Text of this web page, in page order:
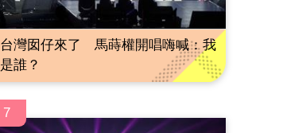
台灣囡仔來了 馬蒔權開唱嗨喊：我
是誰？
7